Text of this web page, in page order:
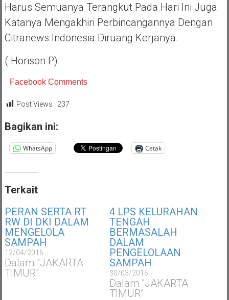
Harus Semuanya Terangkut Pada Hari Ini Juga
Katanya Mengakhiri Perbincangannya Dengan
Citranews Indonesia Diruang Kerjanya.
( Horison P)
Facebook Comments
Post Views : 237
Bagikan ini:
WhatsApp Cetak
Terkait
PERAN SERTA RT
RW DI DKI DALAM
MENGELOLA
SAMPAH
12/04/2016
Dalam "JAKARTA
TIMUR"
4 LPS KELURAHAN
TENGAH
BERMASALAH
DALAM
PENGELOLAAN
SAMPAH
30/03/2016
Dalam "JAKARTA
TIMUR"